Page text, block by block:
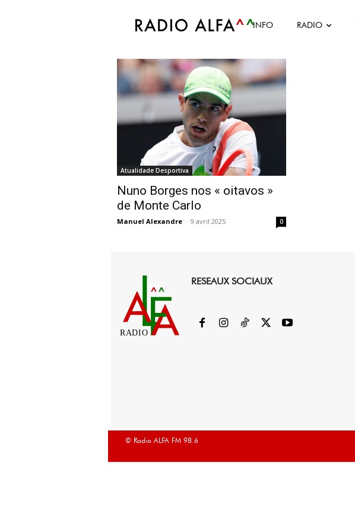
INFO RADIO
Accueil Tags Monte Carlo
Tag: Monte Carlo
Atualidade Desportiva
Nuno Borges nos « oitavos »
de Monte Carlo
Manuel Alexandre - 9 avril 2025 0
RADIO
RESEAUX SOCIAUX
© Radio ALFA FM 98.6